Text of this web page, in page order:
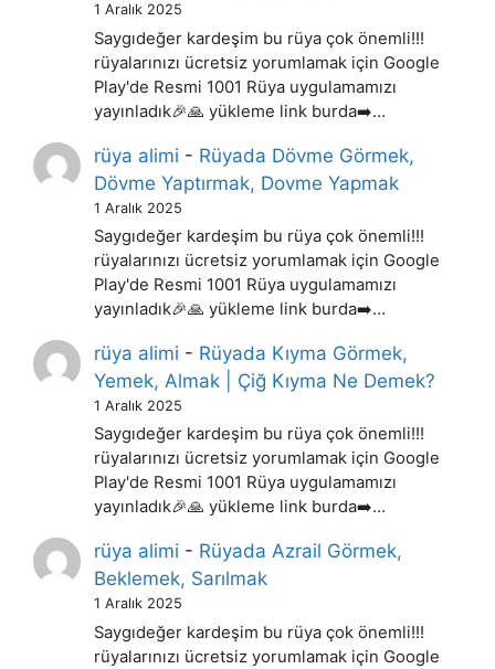
1 Aralık 2025
Saygıdeğer kardeşim bu rüya çok önemli!!!
rüyalarınızı ücretsiz yorumlamak için Google
Play'de Resmi 1001 Rüya uygulamamızı
yayınladık🎉🙏 yükleme link burda➡️…
rüya alimi - Rüyada Dövme Görmek,
Dövme Yaptırmak, Dovme Yapmak
1 Aralık 2025
Saygıdeğer kardeşim bu rüya çok önemli!!!
rüyalarınızı ücretsiz yorumlamak için Google
Play'de Resmi 1001 Rüya uygulamamızı
yayınladık🎉🙏 yükleme link burda➡️…
rüya alimi - Rüyada Kıyma Görmek,
Yemek, Almak | Çiğ Kıyma Ne Demek?
1 Aralık 2025
Saygıdeğer kardeşim bu rüya çok önemli!!!
rüyalarınızı ücretsiz yorumlamak için Google
Play'de Resmi 1001 Rüya uygulamamızı
yayınladık🎉🙏 yükleme link burda➡️…
rüya alimi - Rüyada Azrail Görmek,
Beklemek, Sarılmak
1 Aralık 2025
Saygıdeğer kardeşim bu rüya çok önemli!!!
rüyalarınızı ücretsiz yorumlamak için Google